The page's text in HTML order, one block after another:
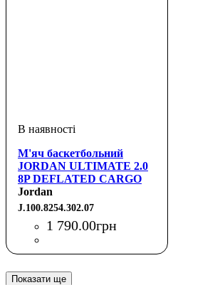
М'яч баскетбольний
JORDAN ULTIMATE 2.0
8P DEFLATED CARGO
KHAKI/LUMINOUS
GREEN/BLACK/LUMINOUS
Jordan
J.100.8254.302.07
1 790.00грн
Показати ще